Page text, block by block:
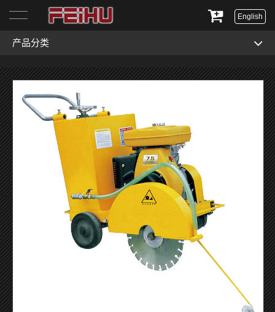
English
产品分类
首页
关于我们
产品展示
服务与支持
新闻资讯
联系我们